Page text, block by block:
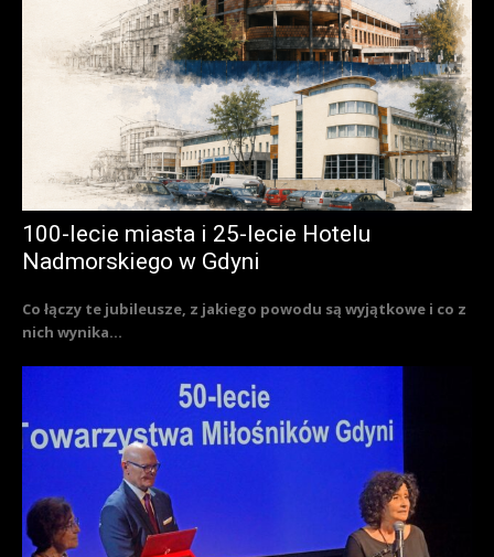
100-lecie miasta i 25-lecie Hotelu
Nadmorskiego w Gdyni
Co łączy te jubileusze, z jakiego powodu są wyjątkowe i co z
nich wynika...